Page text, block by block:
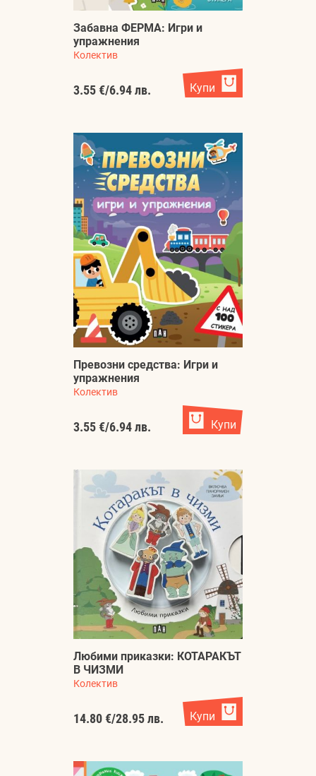
Забавна ФЕРМА: Игри и
упражнения
Колектив
3.55 €/6.94 лв. Купи
Превозни средства: Игри и
упражнения
Колектив
3.55 €/6.94 лв. Купи
Любими приказки: КОТАРАКЪТ
В ЧИЗМИ
Колектив
14.80 €/28.95 лв. Купи